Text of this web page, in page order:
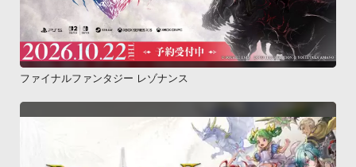
ファイナルファンタジー レゾナンス